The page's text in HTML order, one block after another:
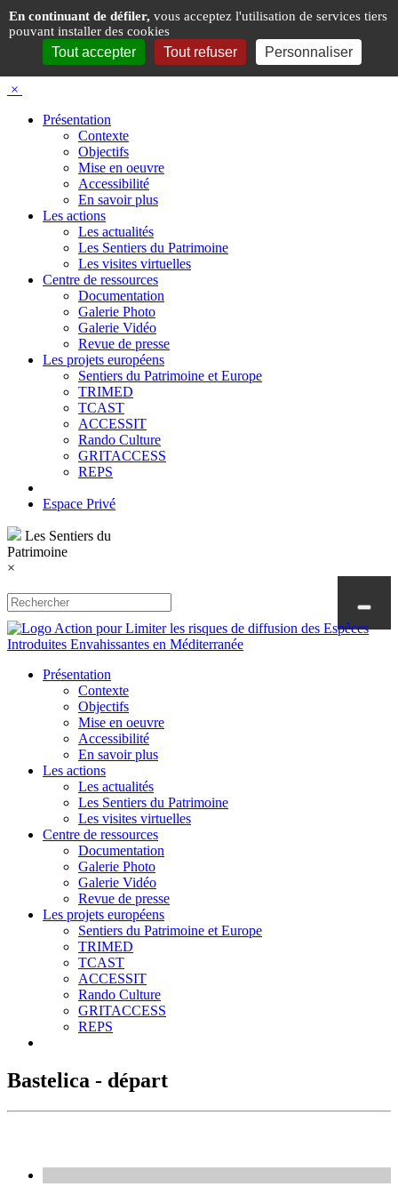
×
Présentation
Contexte
Objectifs
Mise en oeuvre
Accessibilité
En savoir plus
Les actions
Les actualités
Les Sentiers du Patrimoine
Les visites virtuelles
Centre de ressources
Documentation
Galerie Photo
Galerie Vidéo
Revue de presse
Les projets européens
Sentiers du Patrimoine et Europe
TRIMED
TCAST
ACCESSIT
Rando Culture
GRITACCESS
REPS
Espace Privé
Les Sentiers du
Patrimoine
×
Présentation
Contexte
Objectifs
Mise en oeuvre
Accessibilité
En savoir plus
Les actions
Les actualités
Les Sentiers du Patrimoine
Les visites virtuelles
Centre de ressources
Documentation
Galerie Photo
Galerie Vidéo
Revue de presse
Les projets européens
Sentiers du Patrimoine et Europe
TRIMED
TCAST
ACCESSIT
Rando Culture
GRITACCESS
REPS
Bastelica - départ
Panneau de gestion des cookies
En continuant de défiler, vous acceptez l'utilisation de services tiers
pouvant installer des cookies
Tout accepter Tout refuser Personnaliser